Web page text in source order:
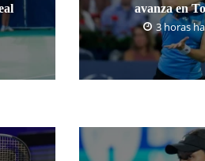
avanza en
3 horas